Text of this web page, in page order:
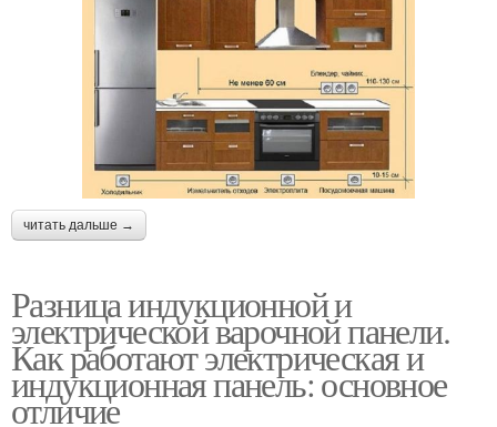
читать дальше →
Разница индукционной и
электрической варочной панели.
Как работают электрическая и
индукционная панель: основное
отличие